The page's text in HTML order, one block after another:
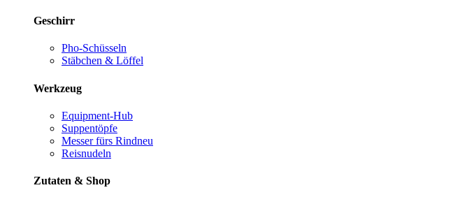
Geschirr
Pho-Schüsseln
Stäbchen & Löffel
Werkzeug
Equipment-Hub
Suppentöpfe
Messer fürs Rindneu
Reisnudeln
Zutaten & Shop